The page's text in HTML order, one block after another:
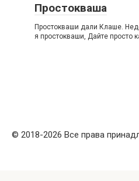
Простокваша
Простокваши дали Клаше.
я простокваши, Дайте просто
© 2018-2026 Все права